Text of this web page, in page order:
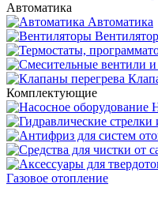
Автоматика
Автоматика
Комплектующие
Газовое отопление